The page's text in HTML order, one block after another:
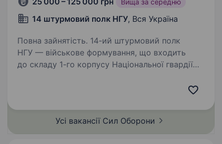
Вища за середню
14 штурмовий полк НГУ, Вся Україна
Повна зайнятість. 14-ий штурмовий полк
НГУ — військове формування, що входить
до складу 1-го корпусу Національної гвардії
Усі вакансії Сил Оборони